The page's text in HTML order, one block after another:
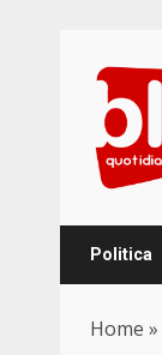
content
Politica
Home »